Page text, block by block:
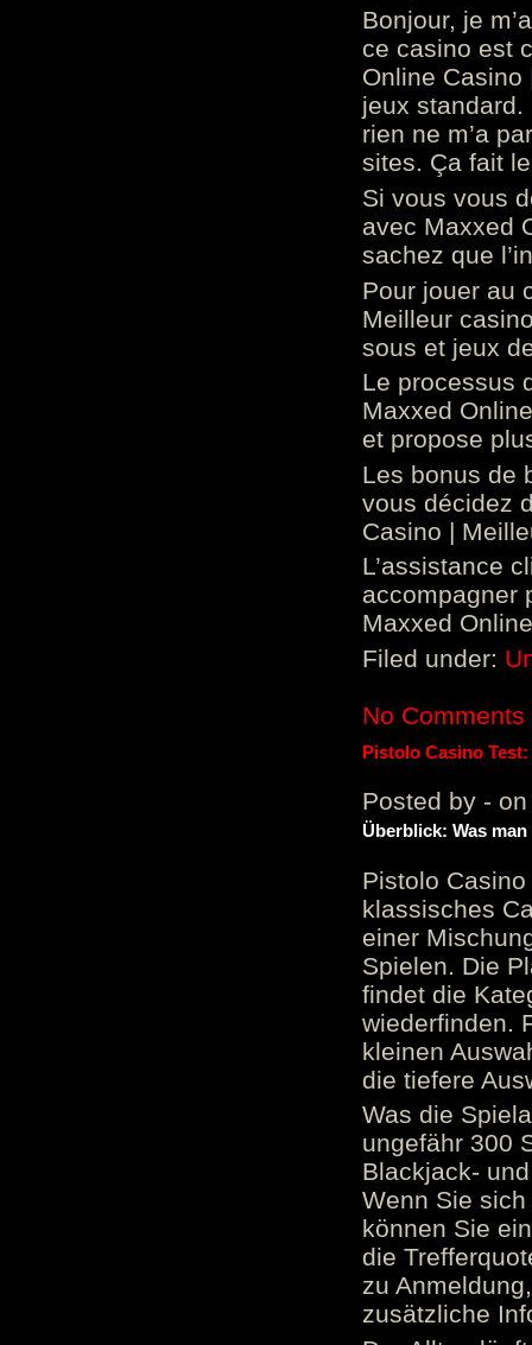
Bonjour, je
ce casino est
Online
jeux standard.
rien ne m’a
sites. Ça fait
Si vous vous
avec Maxxed
sachez que
Pour jouer au
Meilleur
sous et jeux
Le processus
Maxxed
et propose
Les bonus de
vous décidez
Casino |
L’assistance
accompagner
Maxxed
Filed under:
No Comments
Pistolo Casino
Posted by - on
Überblick: Was
Pistolo
klassisches
einer
Spielen. Die
findet die
wiederfinden.
kleinen
die tiefere
Was die
ungefähr 300
Blackjack-
Wenn Sie
können Sie
die
zu
zusätzliche